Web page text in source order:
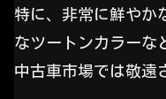
特に、非常に鮮やか
なツートンカラーな
中古車市場では敬遠